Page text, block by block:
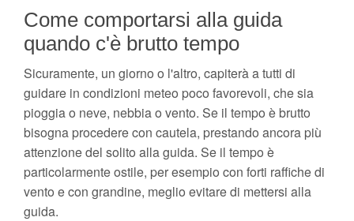
Come comportarsi alla guida
quando c'è brutto tempo
Sicuramente, un giorno o l'altro, capiterà a tutti di
guidare in condizioni meteo poco favorevoli, che sia
pioggia o neve, nebbia o vento. Se il tempo è brutto
bisogna procedere con cautela, prestando ancora più
attenzione del solito alla guida. Se il tempo è
particolarmente ostile, per esempio con forti raffiche di
vento e con grandine, meglio evitare di mettersi alla
guida.